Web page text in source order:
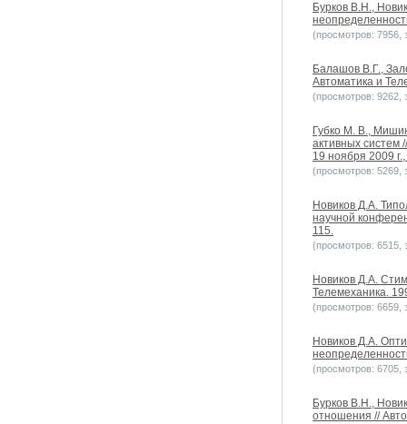
Бурков В.Н.,
(просмотров: 7956,
Балашов В.Г.,
Автоматика и
(просмотров: 9262,
Губко М. В.,
активных систем
19 ноября 2009
(просмотров: 5269,
Новиков Д.А.
научной
115.
(просмотров: 6515,
Новиков Д.А.
Телемеханика.
(просмотров: 6659,
Новиков Д.А.
(просмотров: 6705,
Бурков В.Н.,
отношения //